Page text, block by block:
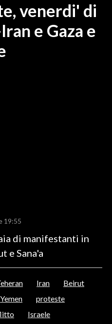
venerdi' di
e Gaza e
19:55
di manifestanti in
e Sana'a
Iran
Beirut
Yemen
proteste
Israele